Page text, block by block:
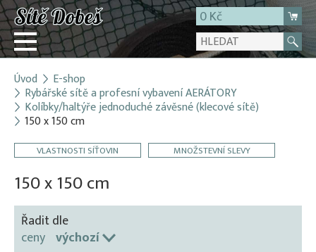
0 Kč
Přihlásit
Registrace
O firmě
Kontakt
Úvod E-shop
Rybářské sítě a profesní vybavení AERÁTORY
Kolíbky/haltýře jednoduché závěsné (klecové sítě)
150 x 150 cm
VLASTNOSTI SÍŤOVIN MNOŽSTEVNÍ SLEVY
150 x 150 cm
Řadit dle
ceny výchozí